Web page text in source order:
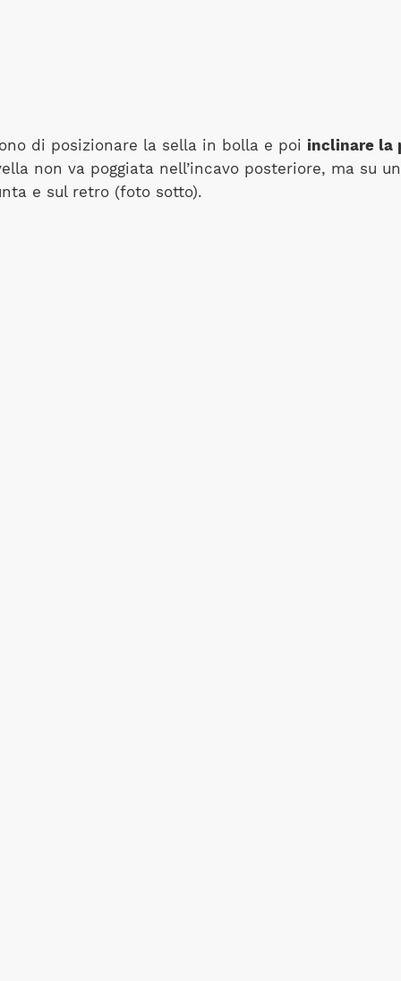
di posizionare la sella in bolla e poi inclinare la
non va poggiata nell’incavo posteriore, ma su
e sul retro (foto sotto).